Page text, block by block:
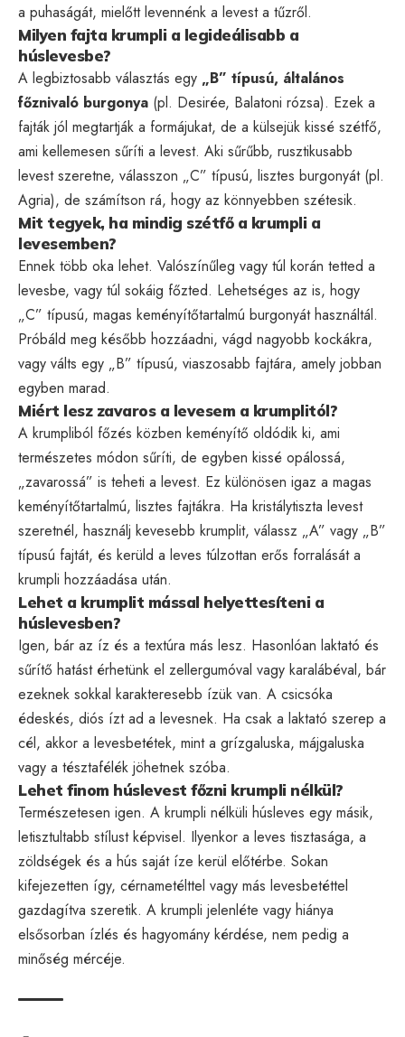
a puhaságát, mielőtt levennénk a levest a tűzről.
Milyen fajta krumpli a legideálisabb a
húslevesbe?
A legbiztosabb választás egy „B” típusú, általános
főznivaló burgonya (pl. Desirée, Balatoni rózsa). Ezek a
fajták jól megtartják a formájukat, de a külsejük kissé szétfő,
ami kellemesen sűríti a levest. Aki sűrűbb, rusztikusabb
levest szeretne, válasszon „C” típusú, lisztes burgonyát (pl.
Agria), de számítson rá, hogy az könnyebben szétesik.
Mit tegyek, ha mindig szétfő a krumpli a
levesemben?
Ennek több oka lehet. Valószínűleg vagy túl korán tetted a
levesbe, vagy túl sokáig főzted. Lehetséges az is, hogy
„C” típusú, magas keményítőtartalmú burgonyát használtál.
Próbáld meg később hozzáadni, vágd nagyobb kockákra,
vagy válts egy „B” típusú, viaszosabb fajtára, amely jobban
egyben marad.
Miért lesz zavaros a levesem a krumplitól?
A krumpliból főzés közben keményítő oldódik ki, ami
természetes módon sűríti, de egyben kissé opálossá,
„zavarossá” is teheti a levest. Ez különösen igaz a magas
keményítőtartalmú, lisztes fajtákra. Ha kristálytiszta levest
szeretnél, használj kevesebb krumplit, válassz „A” vagy „B”
típusú fajtát, és kerüld a leves túlzottan erős forralását a
krumpli hozzáadása után.
Lehet a krumplit mással helyettesíteni a
húslevesben?
Igen, bár az íz és a textúra más lesz. Hasonlóan laktató és
sűrítő hatást érhetünk el zellergumóval vagy karalábéval, bár
ezeknek sokkal karakteresebb ízük van. A csicsóka
édeskés, diós ízt ad a levesnek. Ha csak a laktató szerep a
cél, akkor a levesbetétek, mint a grízgaluska, májgaluska
vagy a tésztafélék jöhetnek szóba.
Lehet finom húslevest főzni krumpli nélkül?
Természetesen igen. A krumpli nélküli húsleves egy másik,
letisztultabb stílust képvisel. Ilyenkor a leves tisztasága, a
zöldségek és a hús saját íze kerül előtérbe. Sokan
kifejezetten így, cérnametélttel vagy más levesbetéttel
gazdagítva szeretik. A krumpli jelenléte vagy hiánya
elsősorban ízlés és hagyomány kérdése, nem pedig a
minőség mércéje.